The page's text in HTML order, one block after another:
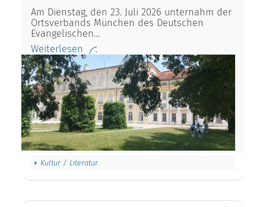
Am Dienstag, den 23. Juli 2026 unternahm der
Ortsverbands München des Deutschen
Evangelischen…
Weiterlesen
Kultur / Literatur